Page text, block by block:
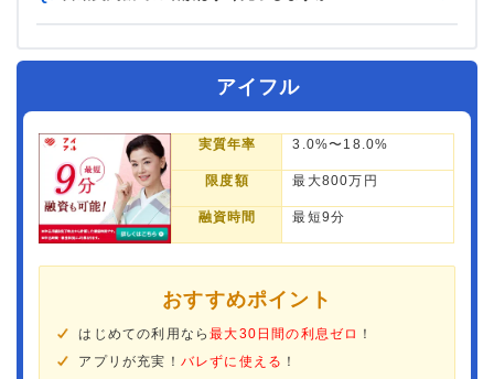
アイフル
実質年率 3.0%〜18.0%
限度額 最大800万円
融資時間 最短9分
おすすめポイント
はじめての利用なら最大30日間の利息ゼロ ！
アプリが充実！ バレずに使える ！